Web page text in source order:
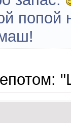
попой